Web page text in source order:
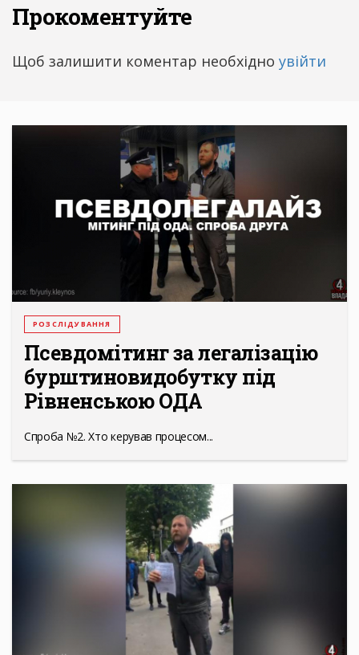
Прокоментуйте
Щоб залишити коментар необхідно увійти
РОЗСЛІДУВАННЯ
Псевдомітинг за легалізацію
бурштиновидобутку під
Рівненською ОДА
Спроба №2. Хто керував процесом...